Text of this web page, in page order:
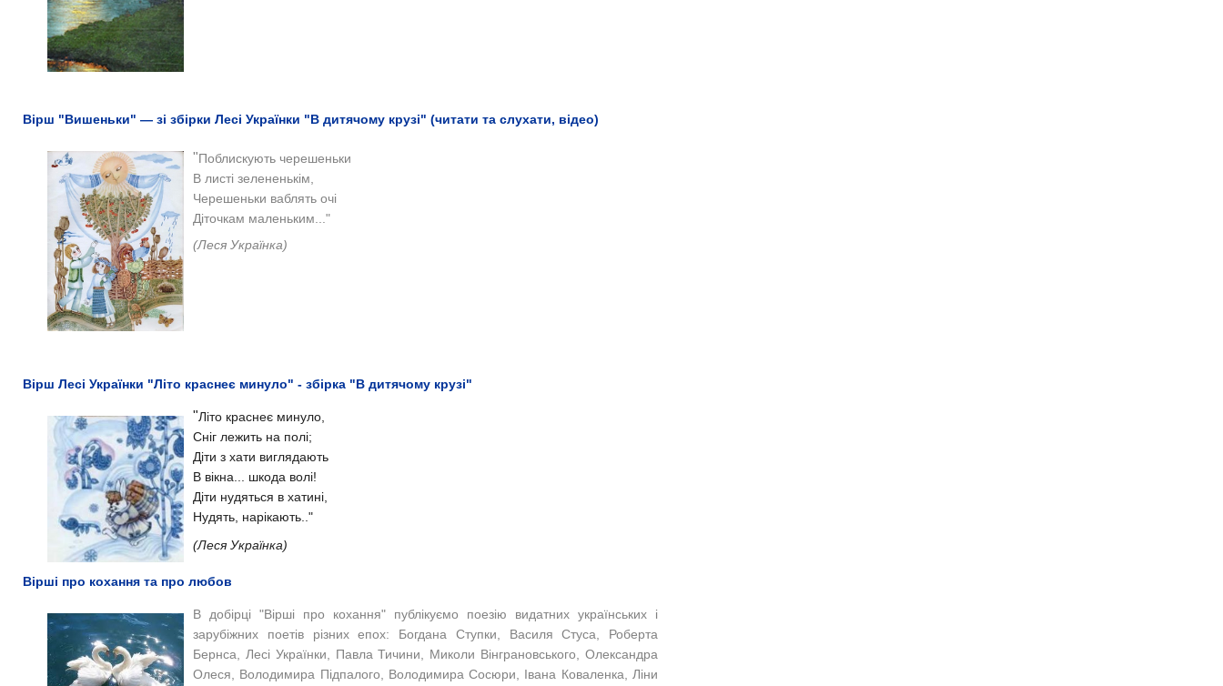
Вірш "Вишеньки" — зі збірки Лесі Українки "В дитячому крузі" (читати та слухати, відео)
"Поблискують черешеньки
В листі зелененькім,
Черешеньки ваблять очі
Діточкам маленьким..."
(Леся Українка)
Вірш Лесі Українки "Літо краснеє минуло" - збірка "В дитячому крузі"
"Літо краснеє минуло,
Сніг лежить на полі;
Діти з хати виглядають
В вікна... шкода волі!
Діти нудяться в хатині,
Нудять, нарікають.."
(Леся Українка)
Вірші про кохання та про любов
В добірці "Вірші про кохання" публікуємо поезію видатних українських і
зарубіжних поетів різних епох: Богдана Ступки, Василя Стуса, Роберта
Бернса, Лесі Українки, Павла Тичини, Миколи Вінграновського, Олександра
Олеся, Володимира Підпалого, Володимира Сосюри, Івана Коваленка, Ліни